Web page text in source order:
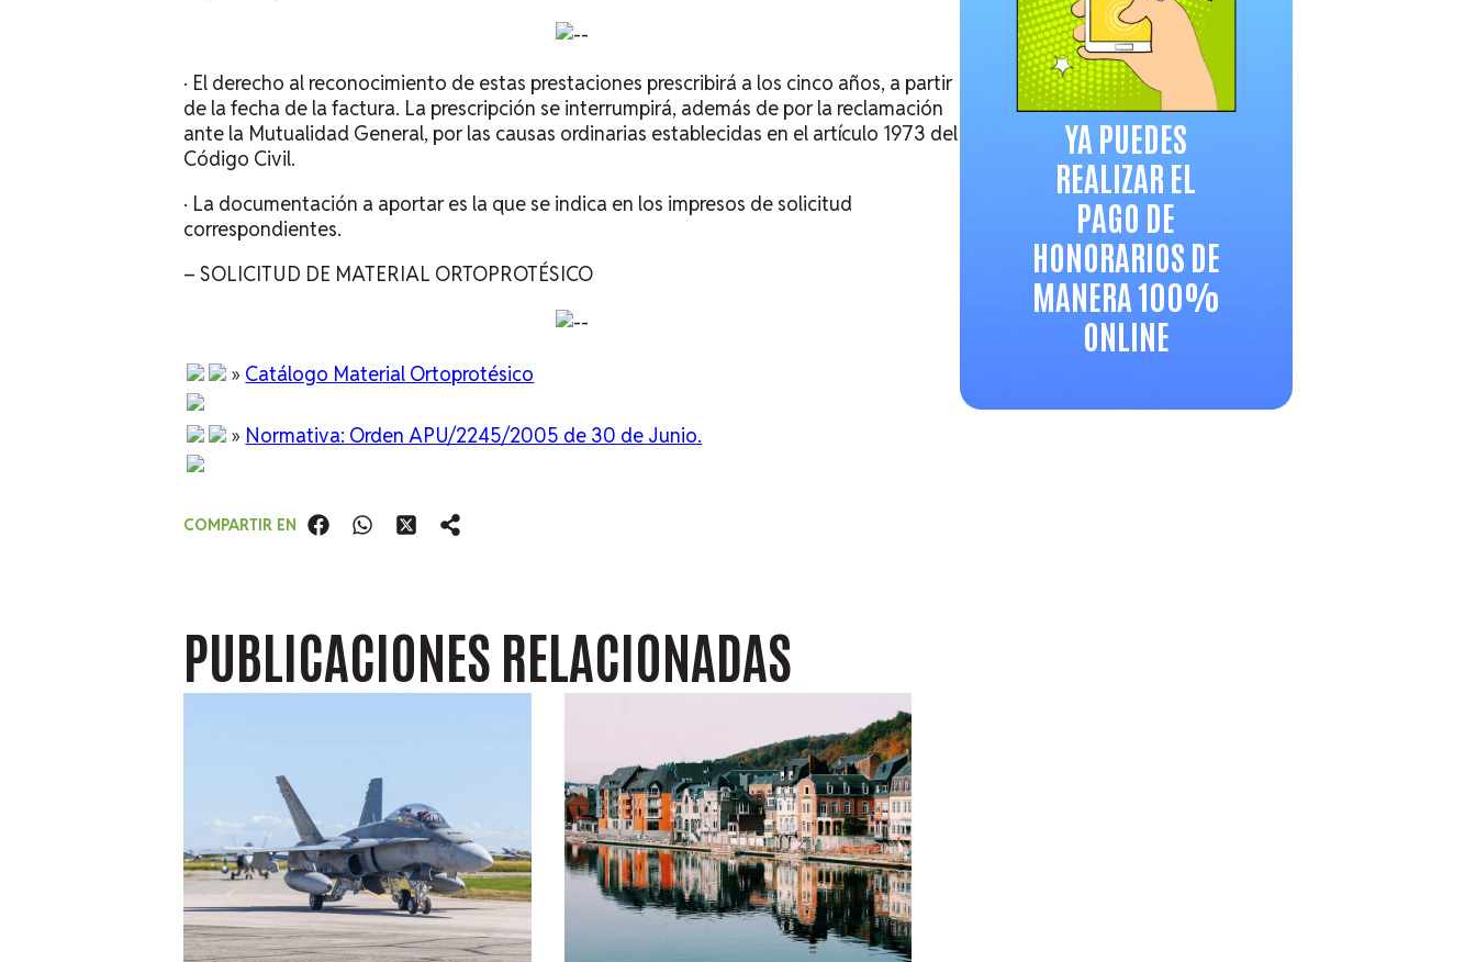
· El derecho al reconocimiento de estas prestaciones prescribirá a los cinco años, a partir
de la fecha de la factura. La prescripción se interrumpirá, además de por la reclamación
ante la Mutualidad General, por las causas ordinarias establecidas en el artículo 1973 del
Código Civil.
· La documentación a aportar es la que se indica en los impresos de solicitud
correspondientes.
–SOLICITUD DE MATERIAL ORTOPROTÉSICO
» Catálogo Material Ortoprotésico
» Normativa: Orden APU/2245/2005 de 30 de Junio.
COMPARTIR EN
YA PUEDES
REALIZAR EL
PAGO DE
HONORARIOS DE
MANERA 100%
ONLINE
PUBLICACIONES RELACIONADAS